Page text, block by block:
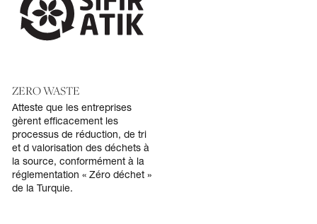
ZERO WASTE
Atteste que les entreprises
gèrent efficacement les
processus de réduction, de tri
et d valorisation des déchets à
la source, conformément à la
réglementation « Zéro déchet »
de la Turquie.